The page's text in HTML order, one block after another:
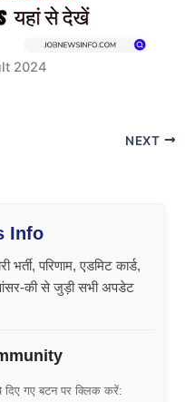
2024
NEXT
Info
परिणाम, एडमिट कार्ड,
की से जुड़ी सभी अपडेट
गए बटन पर क्लिक करें: